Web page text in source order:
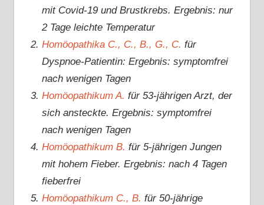
mit Covid-19 und Brustkrebs. Ergebnis: nur
2 Tage leichte Temperatur
Homöopathika C., C., B., G., C. für
Dyspnoe-Patientin: Ergebnis: symptomfrei
nach wenigen Tagen
Homöopathikum A. für 53-jährigen Arzt, der
sich ansteckte. Ergebnis: symptomfrei
nach wenigen Tagen
Homöopathikum B. für 5-jährigen Jungen
mit hohem Fieber. Ergebnis: nach 4 Tagen
fieberfrei
Homöopathikum C., B. für 50-jährige